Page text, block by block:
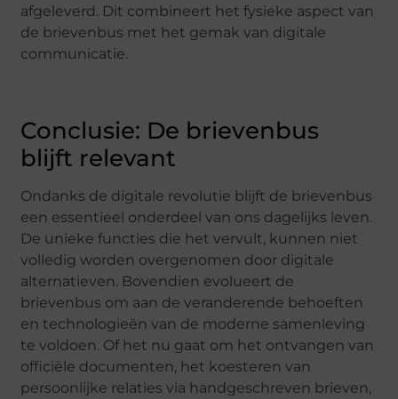
afgeleverd. Dit combineert het fysieke aspect van
de brievenbus met het gemak van digitale
communicatie.
Conclusie: De brievenbus
blijft relevant
Ondanks de digitale revolutie blijft de brievenbus
een essentieel onderdeel van ons dagelijks leven.
De unieke functies die het vervult, kunnen niet
volledig worden overgenomen door digitale
alternatieven. Bovendien evolueert de
brievenbus om aan de veranderende behoeften
en technologieën van de moderne samenleving
te voldoen. Of het nu gaat om het ontvangen van
officiële documenten, het koesteren van
persoonlijke relaties via handgeschreven brieven,